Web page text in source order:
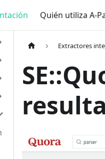
Quién utiliza A-
Extractores